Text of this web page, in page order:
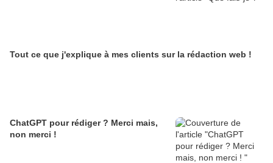
Tout ce que j'explique à mes clients sur la rédaction web !
ChatGPT pour rédiger ? Merci mais,
non merci !